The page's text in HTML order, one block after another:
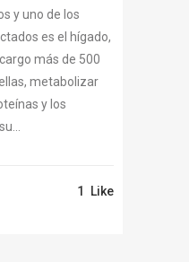
y uno de los
es el hígado,
más de 500
metabolizar
y los
1 Like